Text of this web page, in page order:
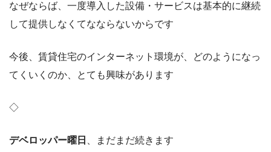
なぜならば、一度導入した設備・サービスは基本的に継続
して提供しなくてなならないからです
今後、賃貸住宅のインターネット環境が、どのようになっ
てくいくのか、とても興味があります
◇
デベロッパー曜日 、まだまだ続きます